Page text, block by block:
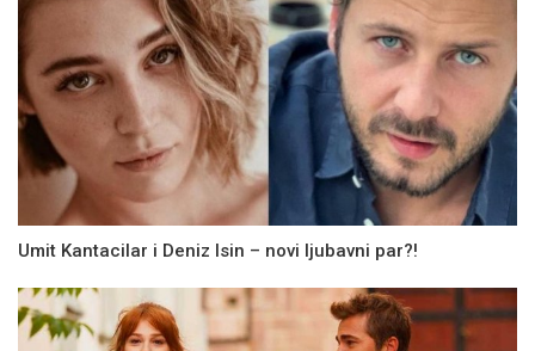
Umit Kantacilar i Deniz Isin – novi ljubavni par?!